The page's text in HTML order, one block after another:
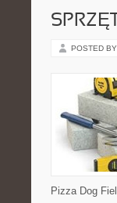
POSTED
Pizza Dog